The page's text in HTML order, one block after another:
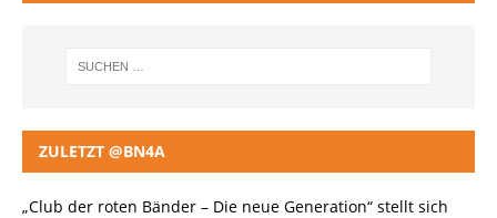
ZULETZT @BN4A
„Club der roten Bänder – Die neue Generation“ stellt sich